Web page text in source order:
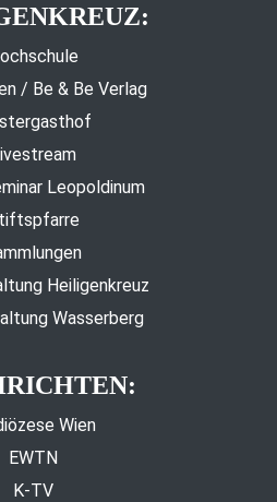
/ Be & Be Verlag
Leopoldinum
Heiligenkreuz
Wasserberg
Wien
EWTN
K-TV